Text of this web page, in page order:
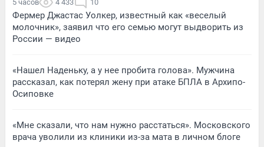
5 часов 4 433 10
Фермер Джастас Уолкер, известный как «веселый
молочник», заявил что его семью могут выдворить из
России — видео
«Нашел Наденьку, а у нее пробита голова». Мужчина
рассказал, как потерял жену при атаке БПЛА в Архипо-
Осиповке
«Мне сказали, что нам нужно расстаться». Московского
врача уволили из клиники из-за мата в личном блоге